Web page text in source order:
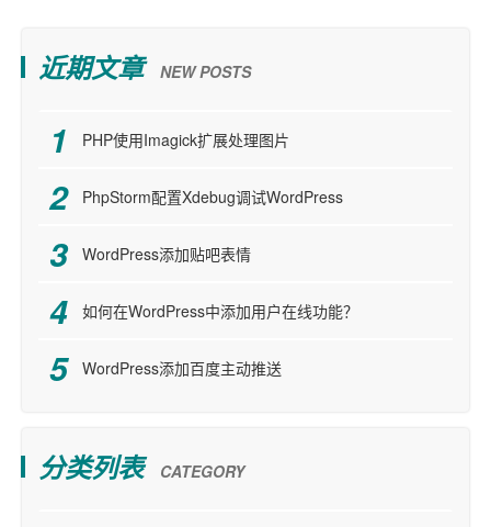
近期文章 NEW POSTS
PHP使用Imagick扩展处理图片
PhpStorm配置Xdebug调试WordPress
WordPress添加贴吧表情
如何在WordPress中添加用户在线功能？
WordPress添加百度主动推送
分类列表 CATEGORY